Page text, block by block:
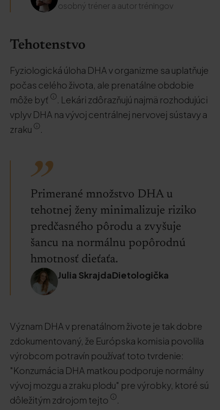
osobný tréner a autor tréningov
Tehotenstvo
Fyziologická úloha DHA v organizme sa uplatňuje
počas celého života, ale prenatálne obdobie
môže byť
. Lekári zdôrazňujú najmä rozhodujúci
vplyv DHA na vývoj centrálnej nervovej sústavy a
zraku
.
Primerané množstvo DHA u
tehotnej ženy minimalizuje riziko
predčasného pôrodu a zvyšuje
šancu na normálnu popôrodnú
hmotnosť dieťaťa.
Julia SkrajdaDietologička
Význam DHA v prenatálnom živote je tak dobre
zdokumentovaný, že Európska komisia povolila
výrobcom potravín používať toto tvrdenie:
"Konzumácia DHA matkou podporuje normálny
vývoj mozgu a zraku plodu" pre výrobky, ktoré sú
dôležitým zdrojom tejto
.